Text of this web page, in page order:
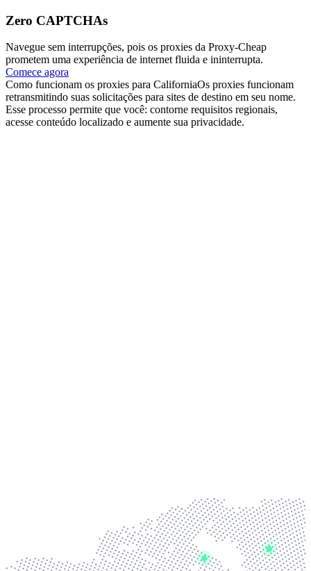
Zero CAPTCHAs
Navegue sem interrupções, pois os proxies da Proxy-Cheap
prometem uma experiência de internet fluida e ininterrupta.
Comece agora
Como funcionam os proxies para CaliforniaOs proxies funcionam
retransmitindo suas solicitações para sites de destino em seu nome.
Esse processo permite que você: contorne requisitos regionais,
acesse conteúdo localizado e aumente sua privacidade.